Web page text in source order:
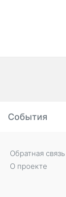
События
Обратная связь
О проекте